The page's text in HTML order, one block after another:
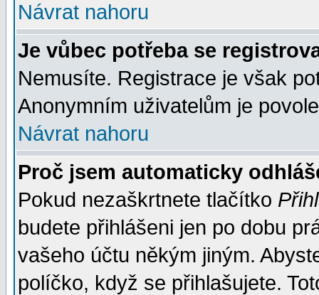
Návrat nahoru
Je vůbec potřeba se
Nemusíte. Registrace je však
Anonymním uživatelům je
Návrat nahoru
Proč jsem automaticky
Pokud nezaškrtnete tlačítko
budete přihlášeni jen po dobu
vašeho účtu někým jiným.
políčko, když se přihlašujete.